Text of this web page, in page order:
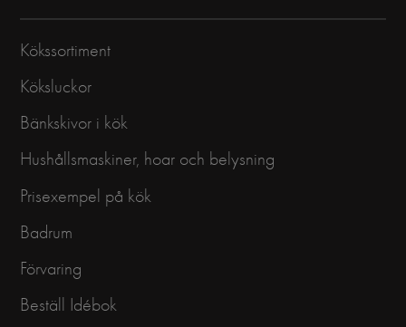
Kökssortiment
Köksluckor
Bänkskivor i kök
Hushållsmaskiner, hoar och belysning
Prisexempel på kök
Badrum
Förvaring
Beställ Idébok